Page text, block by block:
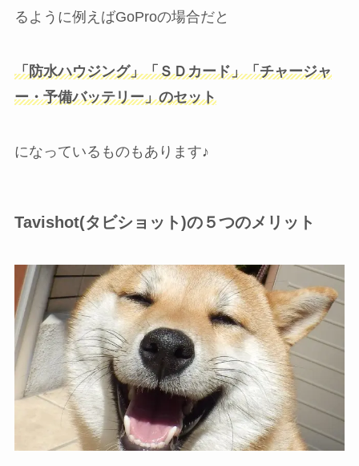
るように例えばGoProの場合だと
「防水ハウジング」「ＳＤカード」「チャージャ
ー・予備バッテリー」のセット
になっているものもあります♪
Tavishot(タビショット)の５つのメリット